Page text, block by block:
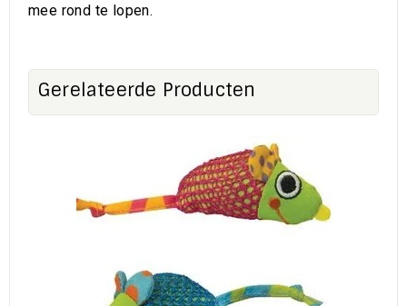
mee rond te lopen.
Gerelateerde Producten